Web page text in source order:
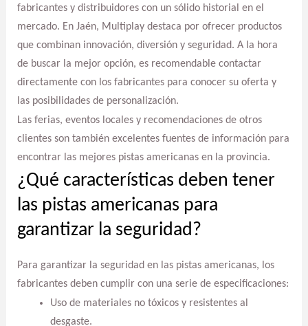
fabricantes y distribuidores con un sólido historial en el
mercado. En Jaén, Multiplay destaca por ofrecer productos
que combinan innovación, diversión y seguridad. A la hora
de buscar la mejor opción, es recomendable contactar
directamente con los fabricantes para conocer su oferta y
las posibilidades de personalización.
Las ferias, eventos locales y recomendaciones de otros
clientes son también excelentes fuentes de información para
encontrar las mejores pistas americanas en la provincia.
¿Qué características deben tener
las pistas americanas para
garantizar la seguridad?
Para garantizar la seguridad en las pistas americanas, los
fabricantes deben cumplir con una serie de especificaciones:
Uso de materiales no tóxicos y resistentes al
desgaste.